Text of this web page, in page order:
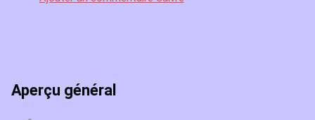
Aperçu général